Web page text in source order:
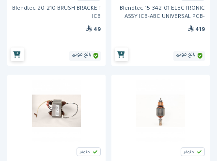
Blendtec 15-342-01 ELECTRONIC
ASSY ICB-ABC UNIVERSAL PCB-
419
بائع موثق
Blendtec 20-210 BRUSH BRACKET
ICB
49
بائع موثق
متوفر متوفر